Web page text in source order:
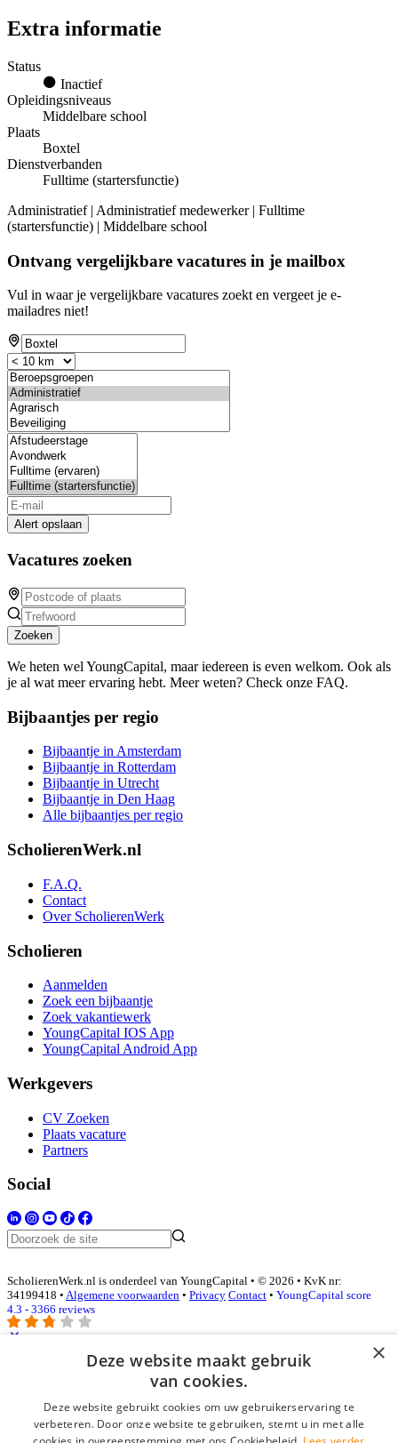
Extra informatie
Status
Inactief
Opleidingsniveaus
Middelbare school
Plaats
Boxtel
Dienstverbanden
Fulltime (startersfunctie)
Administratief | Administratief medewerker | Fulltime
(startersfunctie) | Middelbare school
Ontvang vergelijkbare vacatures in je mailbox
Vul in waar je vergelijkbare vacatures zoekt en vergeet je e-
mailadres niet!
Alert opslaan
Vacatures zoeken
Zoeken
We heten wel YoungCapital, maar iedereen is even welkom. Ook als
je al wat meer ervaring hebt. Meer weten? Check onze FAQ.
Bijbaantjes per regio
Bijbaantje in Amsterdam
Bijbaantje in Rotterdam
Bijbaantje in Utrecht
Bijbaantje in Den Haag
Alle bijbaantjes per regio
ScholierenWerk.nl
F.A.Q.
Contact
Over ScholierenWerk
Scholieren
Aanmelden
Zoek een bijbaantje
Zoek vakantiewerk
YoungCapital IOS App
YoungCapital Android App
Werkgevers
CV Zoeken
Plaats vacature
Partners
Social
ScholierenWerk.nl is onderdeel van YoungCapital • © 2026 • KvK nr:
34199418 • Algemene voorwaarden • Privacy Contact • YoungCapital score
4.3 - 3366 reviews
Inloggen als bedrijf
E-mail*
×
Deze website maakt gebruik
van cookies.
Deze website gebruikt cookies om uw gebruikerservaring te
verbeteren. Door onze website te gebruiken, stemt u in met alle